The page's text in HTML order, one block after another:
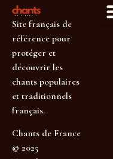
Site français de
référence pour
protéger et
découvrir les
chants populaires
et traditionnels
français.
Chants de France
© 2025